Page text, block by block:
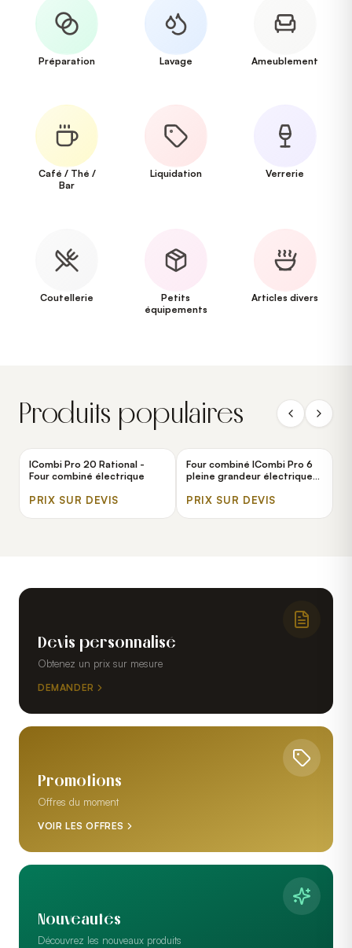
Préparation Lavage Ameublement
Café / Thé /
Bar
Liquidation Verrerie
Coutellerie
Petits
équipements
Articles divers
Produits populaires
ICombi Pro 20 Rational -
Four combiné électrique
PRIX SUR DEVIS
Four combiné ICombi Pro 6
pleine grandeur électrique
Phases
PRIX SUR DEVIS
Devis personnalisé
Obtenez un prix sur mesure
DEMANDER
Promotions
Offres du moment
VOIR LES OFFRES
Nouveautés
Découvrez les nouveaux produits